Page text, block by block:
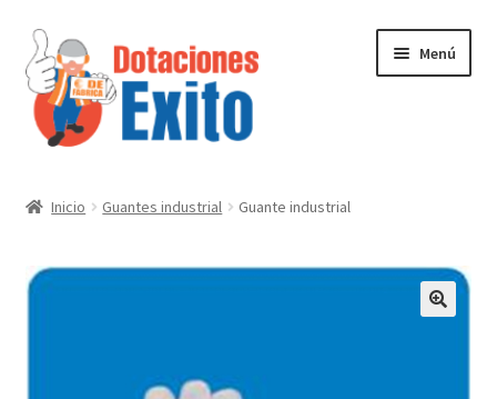
Ir
a
la
navegación
Ir
al
contenido
Menú
Contactenos
Inicio Guantes industrial Guante industrial